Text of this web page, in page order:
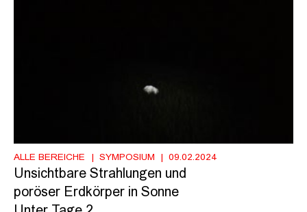
ALLE BEREICHE SYMPOSIUM 09.02.2024
Unsichtbare Strahlungen und
poröser Erdkörper in Sonne